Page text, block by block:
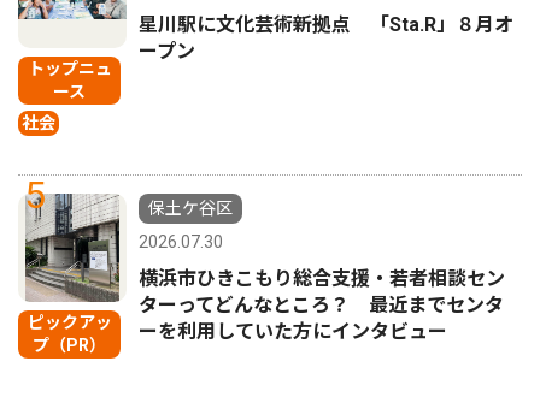
トップニュ
ース
社会
星川駅に文化芸術新拠点 「Sta.R」８月オ
ープン
5
ピックアッ
プ（PR）
保土ケ谷区
2026.07.30
横浜市ひきこもり総合支援・若者相談セン
ターってどんなところ？ 最近までセンタ
ーを利用していた方にインタビュー